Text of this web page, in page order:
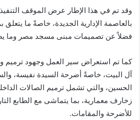
وقد تم في هذا الإطار عرض الموقف
بالعاصمة الإدارية الجديدة، خاصةً ما يتعلق
فضلاً عن تصميمات مبنى مسجد مصر وما
كما تم استعراض سير العمل وجهود ترميم
آل البيت، خاصةً أضرحة السيدة نفيسة،
الحسين، والتي تشمل ترميم الصالات
زخارف معمارية، بما يتماشى مع الطابع
للأضرحة والمقامات.